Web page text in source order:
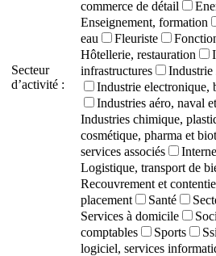
Secteur
d’activité :
commerce de détail
Enseignement, formation
eau
Fleuriste
Hôtellerie, restauration
infrastructures
Industrie
Industrie electronique,
Industries aéro, naval
Industries chimique,
cosmétique, pharma et
services associés
Logistique, transport de
Recouvrement et
placement
Santé
Services à domicile
comptables
Sports
logiciel, services